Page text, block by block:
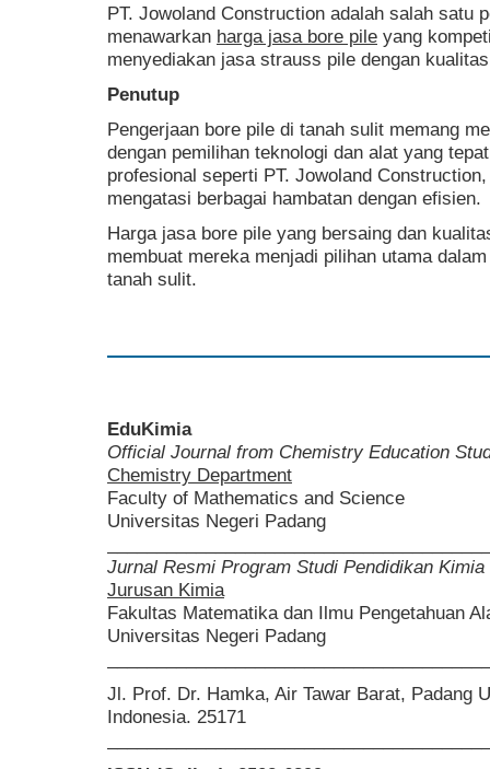
PT. Jowoland Construction adalah salah satu
menawarkan harga jasa bore pile yang
menyediakan jasa strauss pile dengan
Penutup
Pengerjaan bore pile di tanah sulit memang
dengan pemilihan teknologi dan alat yang
profesional seperti PT. Jowoland
mengatasi berbagai hambatan dengan efisien.
Harga jasa bore pile yang bersaing dan
membuat mereka menjadi pilihan utama
tanah sulit.
EduKimia
Official Journal from Chemistry Education
Chemistry Department
Faculty of Mathematics and Science
Universitas Negeri Padang
Jurnal Resmi Program Studi Pendidikan Kimia
Jurusan Kimia
Fakultas Matematika dan Ilmu Pengetahuan
Universitas Negeri Padang
Jl. Prof. Dr. Hamka, Air Tawar Barat, Padang
Indonesia. 25171